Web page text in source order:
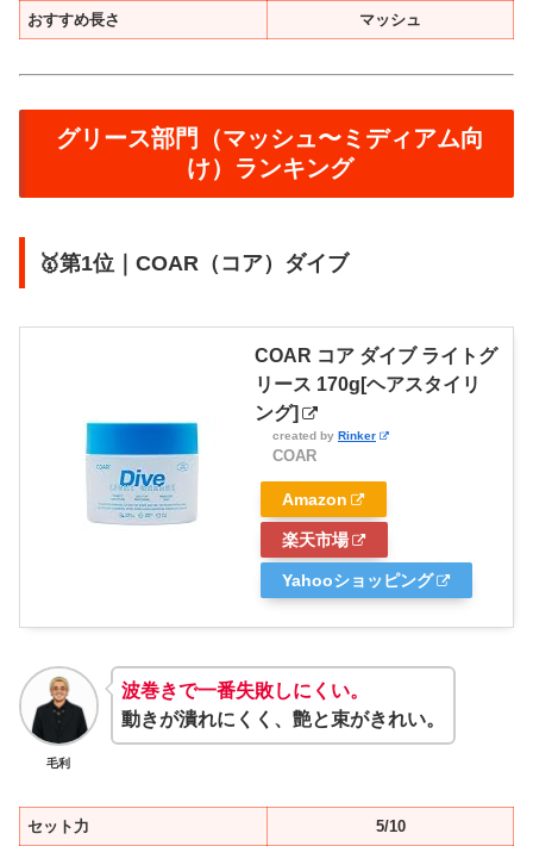
おすすめ長さ マッシュ
グリース部門（マッシュ〜ミディアム向
け）ランキング
🥇第1位｜COAR（コア）ダイブ
COAR コア ダイブ ライトグ
リース 170g[ヘアスタイリ
ング]
created by Rinker
COAR
Amazon
楽天市場
Yahooショッピング
毛利
波巻きで一番失敗しにくい。
動きが潰れにくく、艶と束がきれい。
セット力 5/10